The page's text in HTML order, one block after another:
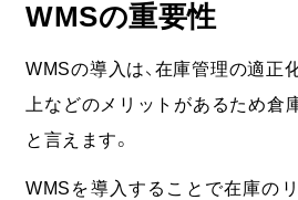
WMSの重要性
WMSの導入は、在庫管理の適正
上などのメリットがあるため倉
と言えます。
WMSを導入することで在庫の